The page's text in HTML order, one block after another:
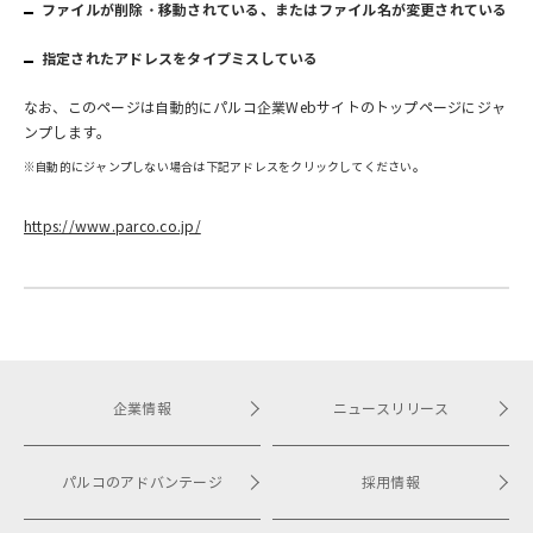
ファイルが削除・移動されている、またはファイル名が変更されている
指定されたアドレスをタイプミスしている
なお、このページは自動的にパルコ企業Webサイトのトップページにジャ
ンプします。
※自動的にジャンプしない場合は下記アドレスをクリックしてください。
https://www.parco.co.jp/
企業情報
パルコのアドバンテージ
ニュースリリース
採用情報